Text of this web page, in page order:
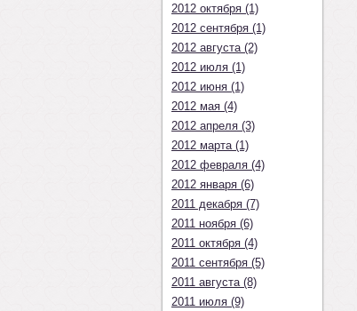
2012 октября (1)
2012 сентября (1)
2012 августа (2)
2012 июля (1)
2012 июня (1)
2012 мая (4)
2012 апреля (3)
2012 марта (1)
2012 февраля (4)
2012 января (6)
2011 декабря (7)
2011 ноября (6)
2011 октября (4)
2011 сентября (5)
2011 августа (8)
2011 июля (9)